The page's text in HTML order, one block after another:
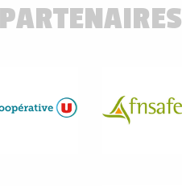
PARTENAIRES